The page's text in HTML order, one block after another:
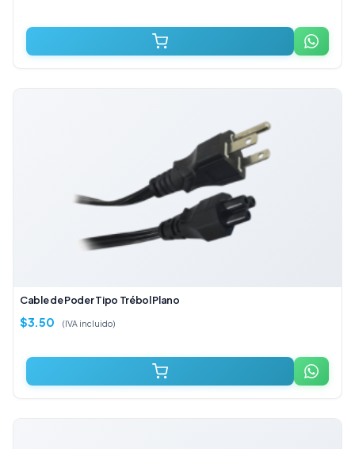
Cable de Poder Tipo Trébol Plano
$3.50 (IVA incluido)